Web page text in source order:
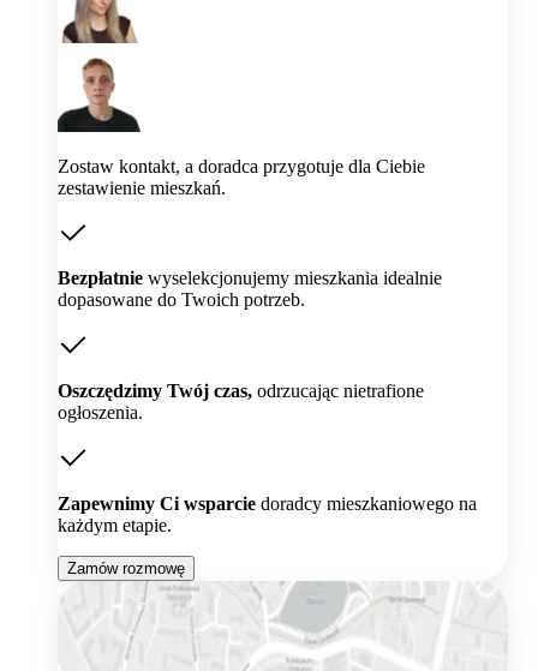
Zostaw kontakt, a doradca przygotuje dla Ciebie
zestawienie mieszkań.
Bezpłatnie wyselekcjonujemy mieszkania idealnie
dopasowane do Twoich potrzeb.
Oszczędzimy Twój czas, odrzucając nietrafione
ogłoszenia.
Zapewnimy Ci wsparcie doradcy mieszkaniowego na
każdym etapie.
Zamów rozmowę